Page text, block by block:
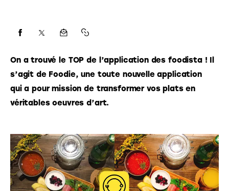
On a trouvé le TOP de l’application des foodista ! Il
s’agit de Foodie, une toute nouvelle application
qui a pour mission de transformer vos plats en
véritables oeuvres d’art.